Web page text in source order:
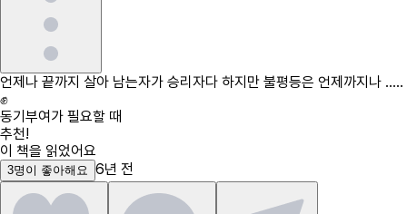
언제나 끝까지 살아 남는자가 승리자다 하지만 불평등은 언제까지나 .....
✊
동기부여가 필요할 때
추천!
이 책을 읽었어요
3명 이 좋아해요 6년 전